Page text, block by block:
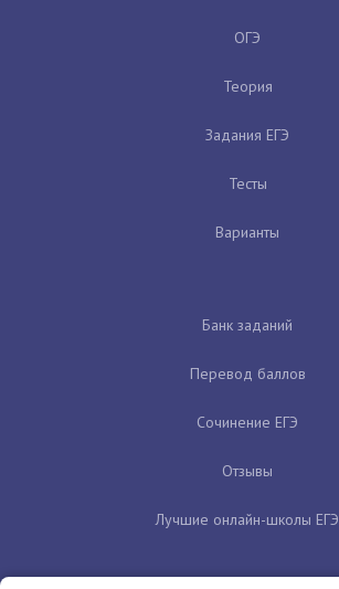
ОГЭ
Теория
Задания ЕГЭ
Тесты
Варианты
Банк заданий
Перевод баллов
Сочинение ЕГЭ
Отзывы
Лучшие онлайн-школы ЕГЭ